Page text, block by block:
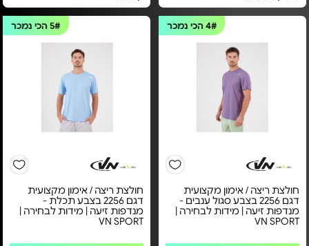
4#הכי נמכר
חולצת ריצה / אימון מקצועית
דגם 2256 בצבע סגול ענבים -
מנדפות זיעה | מידות לבחירה |
VN SPORT
5#הכי נמכר
חולצת ריצה / אימון מקצועית
דגם 2256 בצבע תכלת -
מנדפות זיעה | מידות לבחירה |
VN SPORT